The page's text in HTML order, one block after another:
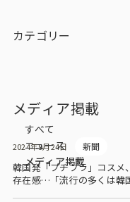
会社概要・所在地
ビジョン
カテゴリー
すべて
ニュース
メディア掲載
メディア掲載
2024年9月24日 新聞
韓国発「プチプラ」コスメ
存在感…「流行の多くは韓